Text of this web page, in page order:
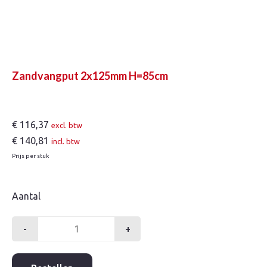
Zandvangput 2x125mm H=85cm
€ 116,37 excl. btw
€ 140,81 incl. btw
Prijs per stuk
Aantal
-
2x125mm
+